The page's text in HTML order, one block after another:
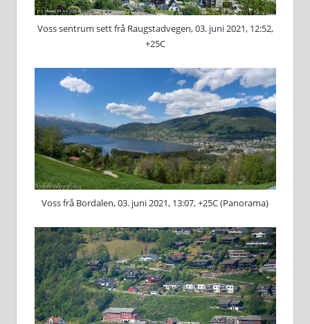
Voss sentrum sett frå Raugstadvegen, 03. juni 2021, 12:52,
+25C
Voss frå Bordalen, 03. juni 2021, 13:07, +25C (Panorama)